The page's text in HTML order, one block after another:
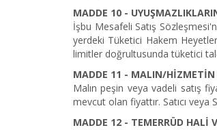
MADDE 10 -
İşbu Mesafeli Satış
yerdeki Tüketici Hakem
limitler doğrultusunda tüketici
MADDE 11 - MALIN/HİZMETİN
Malın peşin veya vadeli satış
mevcut olan fiyattır. Satıcı veya
MADDE 12 - TEMERRÜD HALİ